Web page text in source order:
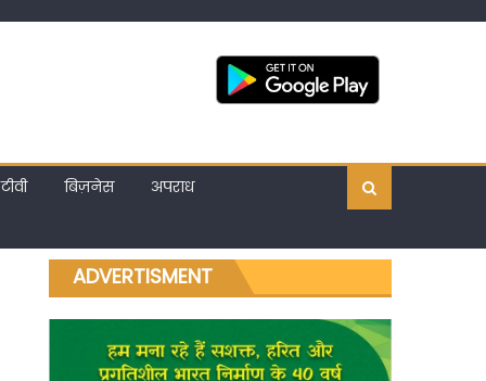
बिज़नेस
अपराध
ADVERTISMENT